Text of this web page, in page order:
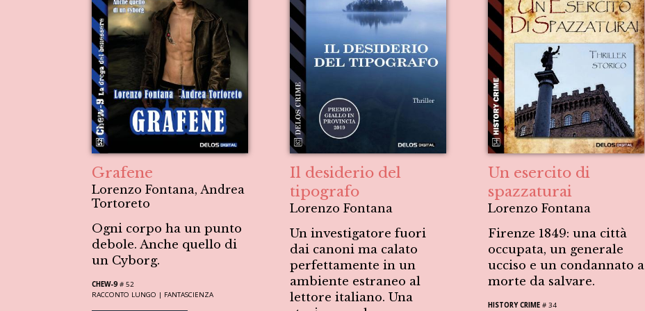
Grafene
Lorenzo Fontana, Andrea
Tortoreto
Ogni corpo ha un punto
debole. Anche quello di
un Cyborg.
CHEW-9# 52
RACCONTO LUNGO | FANTASCIENZA
Il desiderio del
tipografo
Lorenzo Fontana
Un investigatore fuori
dai canoni ma calato
perfettamente in un
ambiente estraneo al
lettore italiano. Una
Un esercito di
spazzaturai
Lorenzo Fontana
Firenze 1849: una città
occupata, un generale
ucciso e un condannato a
morte da salvare.
HISTORY CRIME # 34